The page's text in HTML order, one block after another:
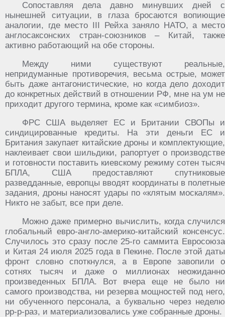
Сопоставляя дела давно минувших дней с
нынешней ситуации, в глаза бросаются вопиющие
аналогии, где место III Рейха заняло НАТО, а место
англосаксонских стран-союзников – Китай, также
активно работающий на обе стороны.
Между ними существуют реальные,
непридуманные противоречия, весьма острые, может
быть даже антагонистические, но когда дело доходит
до конкретных действий в отношении РФ, мне на ум не
приходит другого термина, кроме как «симбиоз».
ФРС США выделяет ЕС и Британии СВОПы и
синдицированные кредиты. На эти деньги ЕС и
Британия закупает китайские дроны и комплектующие,
наклеивает свои шильдики, рапортует о производстве
и готовности поставить киевскому режиму сотен тысяч
БПЛА, США предоставляют спутниковые
разведданные, европцы вводят координаты в полетные
задания, дроны наносят удары по «клятым москалям».
Никто не забыт, все при деле.
Можно даже примерно вычислить, когда случился
глобальный евро-англо-америко-китайский консенсус.
Случилось это сразу после 25-го саммита Евросоюза
и Китая 24 июля 2025 года в Пекине. После этой даты
фронт словно споткнулся, а в Европе завопили о
сотнях тысяч и даже о миллионах неожиданно
произведенных БПЛА. Вот вчера еще не было ни
самого производства, ни резерва мощностей под него,
ни обученного персонала, а буквально через неделю
рр-р-раз, и материализовались уже собранные дроны.